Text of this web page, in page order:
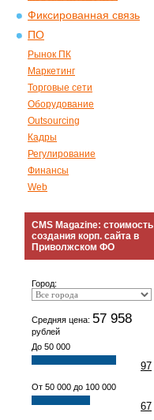
Фиксированная связь
ПО
Рынок ПК
Маркетинг
Торговые сети
Оборудование
Outsourcing
Кадры
Регулирование
Финансы
Web
CMS Magazine: стоимость
создания корп. сайта в
Приволжском ФО
Город:
Средняя цена: 57 958
рублей
До 50 000
97
От 50 000 до 100 000
67